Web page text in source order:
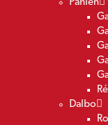
Panien
Dalbo